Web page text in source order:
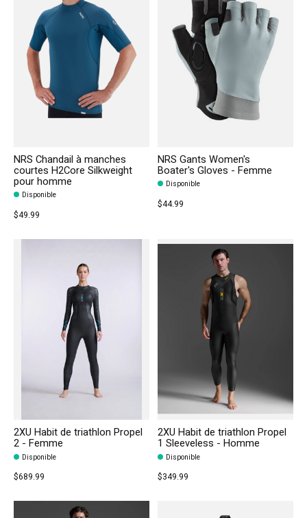
NRS Chandail à manches
courtes H2Core Silkweight
pour homme
Disponible
$49.99
NRS Gants Women's
Boater's Gloves - Femme
Disponible
$44.99
2XU Habit de triathlon Propel
2 - Femme
Disponible
$689.99
2XU Habit de triathlon Propel
1 Sleeveless - Homme
Disponible
$349.99